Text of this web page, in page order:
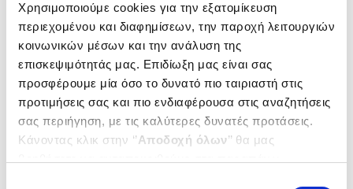
Χρησιμοποιούμε cookies για την εξατομίκευση
περιεχομένου και διαφημίσεων, την παροχή λειτουργιών
κοινωνικών μέσων και την ανάλυση της
επισκεψιμότητάς μας. Επιδίωξη μας είναι σας
προσφέρουμε μία όσο το δυνατό πιο ταιριαστή στις
προτιμήσεις σας και πιο ενδιαφέρουσα στις αναζητήσεις
σας περιήγηση, με τις καλύτερες δυνατές προτάσεις.
Κάνοντας κλικ στην ‘’Αποδοχή όλων’’ θα μας